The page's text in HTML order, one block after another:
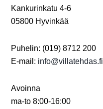
Kankurinkatu 4-6
05800 Hyvinkää
Puhelin: (019) 8712 200
E-mail: info@villatehdas.fi
Avoinna
ma-to 8:00-16:00